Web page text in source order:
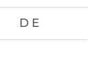
DE